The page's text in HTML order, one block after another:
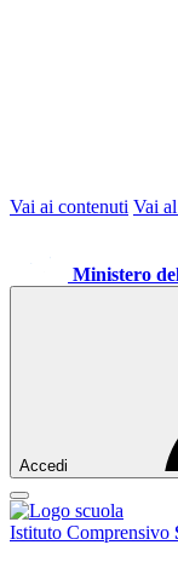
Vai ai contenuti Vai
Ministero
Accedi
Istituto Comprensivo